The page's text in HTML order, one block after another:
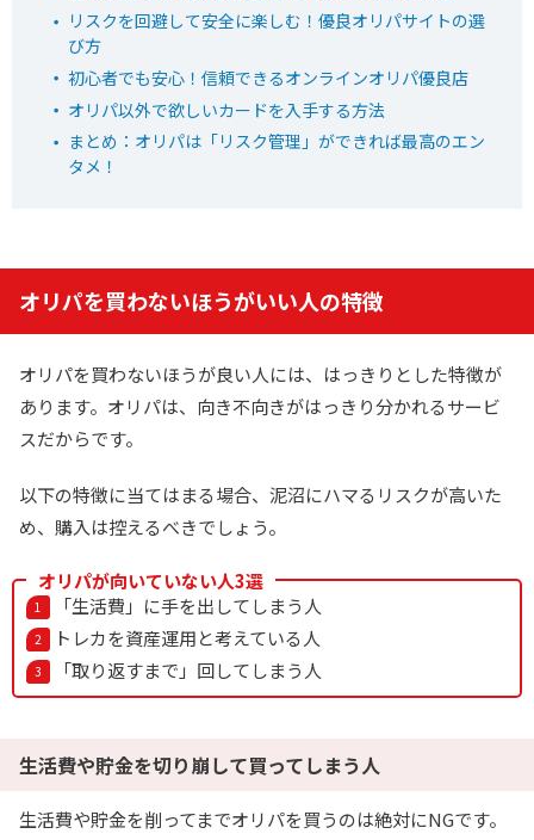
招待コード入力で最大2,000pt
招待コード EQRZ7C
オリパワン
2周年大感謝祭イベント開催中！
初回限定LINEクーポン配布中！
下記招待コードで最大1,500コイン！
招待コード baxGPb
オリパワン公式サイトを見る
7 オリくじ
新弾発売記念イベント開催中！
LINEクーポンで最大90%OFF
毎日無料ガチャが引ける
還元率100％超えの時限オリパが熱い！
8TORAオリパ
1周年記念イベント開催中！
リスクを回避して安全に楽しむ！優良オリパサイトの選
び方
初心者でも安心！信頼できるオンラインオリパ優良店
オリパ以外で欲しいカードを入手する方法
まとめ：オリパは「リスク管理」ができれば最高のエン
タメ！
オリパを買わないほうがいい人の特徴
オリパを買わないほうが良い人には、はっきりとした特徴が
あります。オリパは、向き不向きがはっきり分かれるサービ
スだからです。
以下の特徴に当てはまる場合、泥沼にハマるリスクが高いた
め、購入は控えるべきでしょう。
オリパが向いていない人3選
「生活費」に手を出してしまう人
トレカを資産運用と考えている人
「取り返すまで」回してしまう人
生活費や貯金を切り崩して買ってしまう人
生活費や貯金を削ってまでオリパを買うのは絶対にNGです。